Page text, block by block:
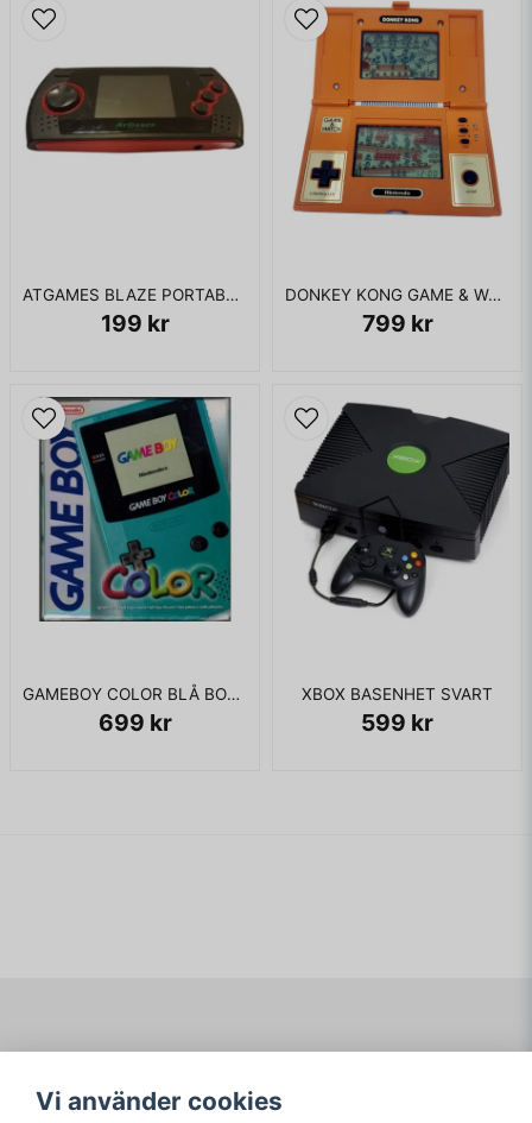
ATGAMES BLAZE PORTABLE MEGADRIVE
199 kr
DONKEY KONG GAME & WATCH
799 kr
GAMEBOY COLOR BLÅ BOXAD SCN
699 kr
XBOX BASENHET SVART
599 kr
Köpvillkor
Logga in
Vi använder cookies